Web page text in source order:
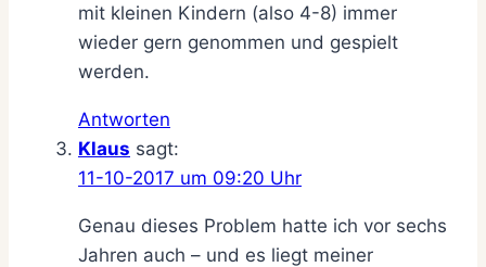
mit kleinen Kindern (also 4-8) immer
wieder gern genommen und gespielt
werden.
Antworten
Klaus sagt:
11-10-2017 um 09:20 Uhr
Genau dieses Problem hatte ich vor sechs
Jahren auch – und es liegt meiner